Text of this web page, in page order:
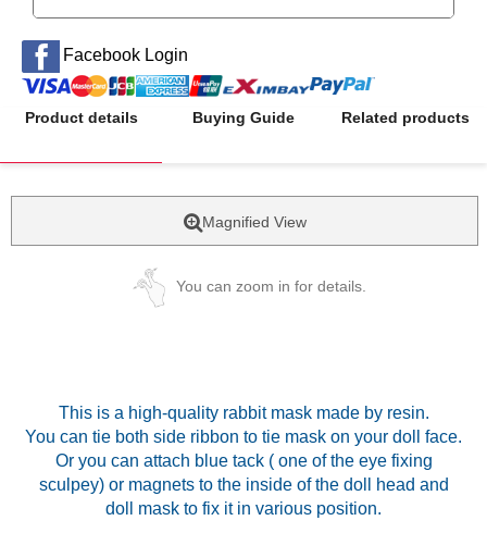
Facebook Login
Product details Buying Guide Related products
Magnified View
You can zoom in for details.
This is a high-quality rabbit mask made by resin.
You can tie both side ribbon to tie mask on your doll face.
Or you can attach blue tack ( one of the eye fixing
sculpey) or magnets to the inside of the doll head and
doll mask to fix it in various position.